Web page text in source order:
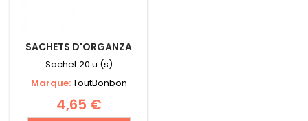
SACHETS D'ORGANZA
Sachet 20 u.(s)
Marque:ToutBonbon
4,65 €